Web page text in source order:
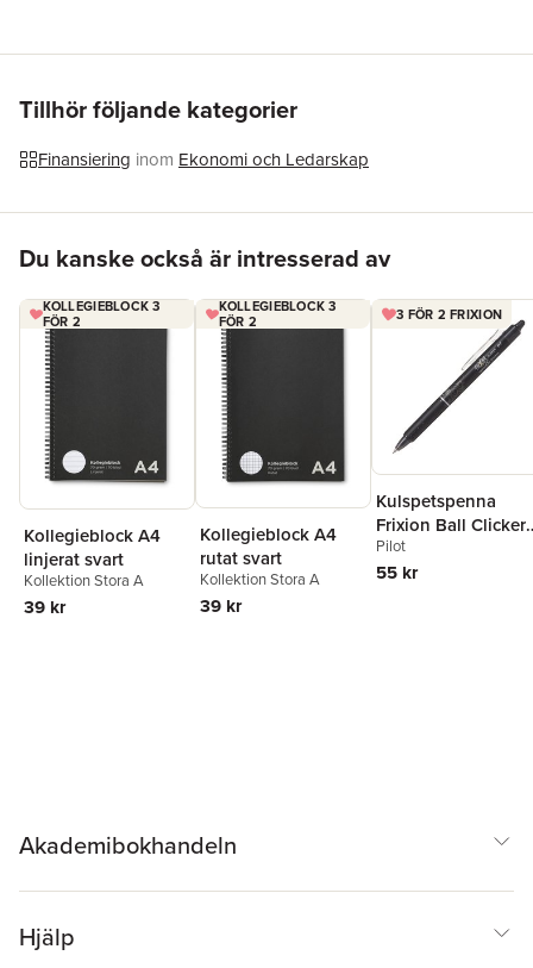
Tillhör följande kategorier
Finansiering inom Ekonomi och Ledarskap
Du kanske också är intresserad av
KOLLEGIEBLOCK 3
FÖR 2
Kollegieblock A4
linjerat svart
Kollektion Stora A
39 kr
KOLLEGIEBLOCK 3
FÖR 2
Kollegieblock A4
rutat svart
Kollektion Stora A
39 kr
3 FÖR 2 FRIXION
Kulspetspenna
Frixion Ball Clicker
0.7 svart, raderbar
Pilot
55 kr
Akademibokhandeln
Hjälp